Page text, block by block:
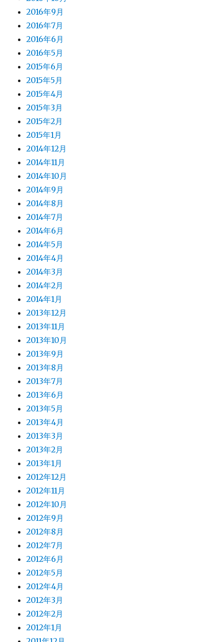
2016年9月
2016年7月
2016年6月
2016年5月
2015年6月
2015年5月
2015年4月
2015年3月
2015年2月
2015年1月
2014年12月
2014年11月
2014年10月
2014年9月
2014年8月
2014年7月
2014年6月
2014年5月
2014年4月
2014年3月
2014年2月
2014年1月
2013年12月
2013年11月
2013年10月
2013年9月
2013年8月
2013年7月
2013年6月
2013年5月
2013年4月
2013年3月
2013年2月
2013年1月
2012年12月
2012年11月
2012年10月
2012年9月
2012年8月
2012年7月
2012年6月
2012年5月
2012年4月
2012年3月
2012年2月
2012年1月